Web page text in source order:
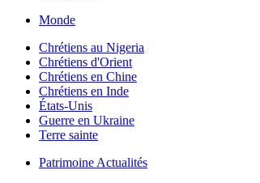
Monde
Chrétiens au Nigeria
Chrétiens d'Orient
Chrétiens en Chine
Chrétiens en Inde
États-Unis
Guerre en Ukraine
Terre sainte
Patrimoine Actualités